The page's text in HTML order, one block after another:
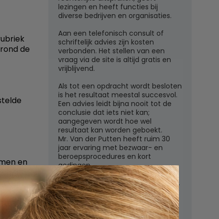
de
en
de
lezingen en heeft functies bij
diverse bedrijven en organisaties.
Aan een telefonisch consult of
schriftelijk advies zijn kosten
verbonden. Het stellen van een
vraag via de site is altijd gratis en
vrijblijvend.
Als tot een opdracht wordt besloten
is het resultaat meestal succesvol.
Een advies leidt bijna nooit tot de
conclusie dat iets niet kan;
aangegeven wordt hoe wel
resultaat kan worden geboekt.
Mr. Van der Putten heeft ruim 30
jaar ervaring met bezwaar- en
beroepsprocedures en kort
gedingen.
Juridisch adviesbureau mr. W.G.H.M.
van der Putten c.s.
Zutphensestraatweg 7
6881 WN Velp (Gld)